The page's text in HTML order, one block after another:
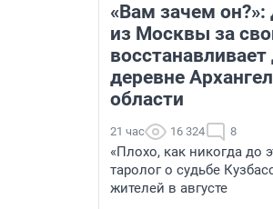
«Вам зачем он?»:
из Москвы за
деревне
области
21 час 16 324 8
«Плохо, как никогда до
таролог о судьбе
жителей в августе